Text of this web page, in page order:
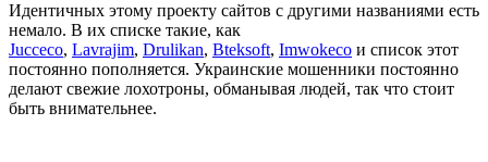
Идентичных этому проекту сайтов с другими названиями есть
немало. В их списке такие, как
Jucceco, Lavrajim, Drulikan, Bteksoft, Imwokeco и список этот
постоянно пополняется. Украинские мошенники постоянно
делают свежие лохотроны, обманывая людей, так что стоит
быть внимательнее.